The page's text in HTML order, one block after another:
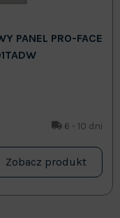
PANEL PRO-FACE
6 - 10 dni
Zobacz produkt